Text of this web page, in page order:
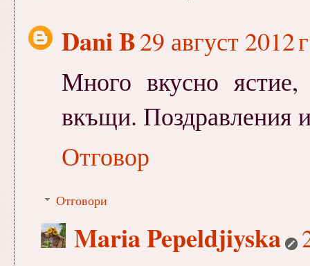
Dani B29 август 2012
Много вкусно
вкъщи. Поздравления
Отговор
Отговори
Maria Pepeldjiyska